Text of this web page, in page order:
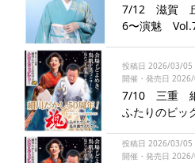
7/12 滋賀 丘
6〜演魅
投稿日 2026/03/05
開催・発売日
7/10 三重 細
ふたりのビッ
投稿日 2026/03/05
開催・発売日